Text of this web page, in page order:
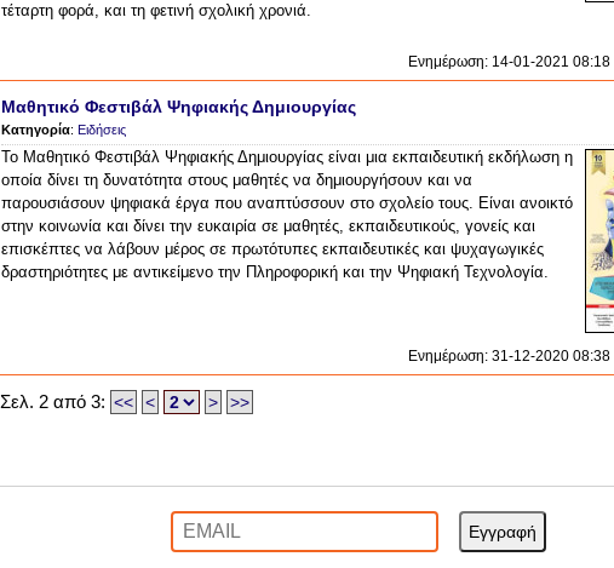
τέταρτη φορά, και τη φετινή σχολική χρονιά.
Ενημέρωση: 14-01-2021 08:18 |
Μαθητικό Φεστιβάλ Ψηφιακής Δημιουργίας
Κατηγορία: Ειδήσεις
Το Μαθητικό Φεστιβάλ Ψηφιακής Δημιουργίας είναι μια εκπαιδευτική εκδήλωση η
οποία δίνει τη δυνατότητα στους μαθητές να δημιουργήσουν και να
παρουσιάσουν ψηφιακά έργα που αναπτύσσουν στο σχολείο τους. Είναι ανοικτό
στην κοινωνία και δίνει την ευκαιρία σε μαθητές, εκπαιδευτικούς, γονείς και
επισκέπτες να λάβουν μέρος σε πρωτότυπες εκπαιδευτικές και ψυχαγωγικές
δραστηριότητες με αντικείμενο την Πληροφορική και την Ψηφιακή Τεχνολογία.
Ενημέρωση: 31-12-2020 08:38 |
Σελ. 2 από 3: << < > >>
Email Name